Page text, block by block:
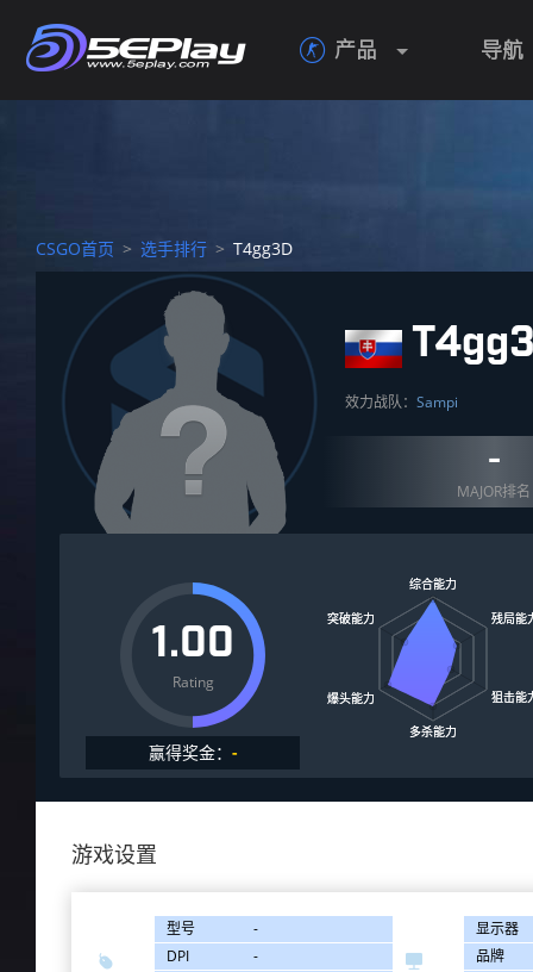
 产品 导航
CSGO首页 > 选手排行 > T4gg3D
效力战队： Sampi
-
MAJOR排名
1.00
Rating
赢得奖金： -
游戏设置

型号
-
DPI
-

显示器
品牌